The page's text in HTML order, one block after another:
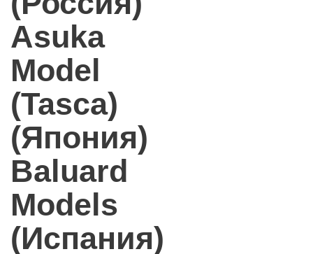
Asuka
Model
(Tasca)
(Япония)
Baluard
Models
(Испания)